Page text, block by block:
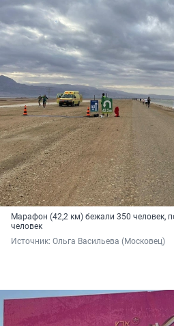
Марафон (42,2 км) бежали 350 человек,
человек
Источник: Ольга Васильева (Московец)